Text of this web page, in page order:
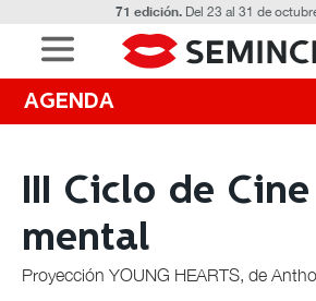
71 edición.Del 23 al 31 de
AGENDA
III Ciclo de
mental
Proyección YOUNG HEARTS, de